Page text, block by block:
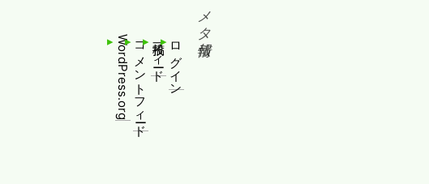
メタ情報
ログイン
投稿フィード
コメントフィード
WordPress.org